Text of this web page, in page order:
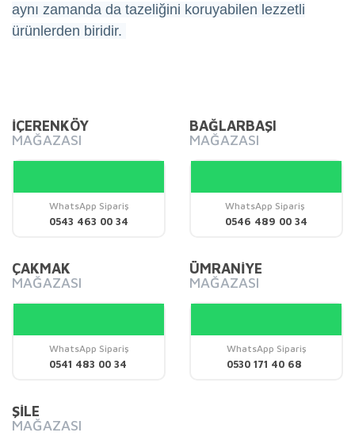
aynı zamanda da tazeliğini koruyabilen lezzetli
ürünlerden biridir.
Yorum Yaz
Görüş ve önerileriniz için teşekkür ederiz.
Ürün resmi kalitesiz, bozuk veya görüntülenemiyor.
Ürün bilgilerinde hatalar bulunuyor.
Ürün fiyatı diğer sitelerden daha pahalı.
İÇERENKÖY
MAĞAZASI
WhatsApp Sipariş
0543 463 00 34
BAĞLARBAŞI
MAĞAZASI
WhatsApp Sipariş
0546 489 00 34
ÇAKMAK
MAĞAZASI
WhatsApp Sipariş
0541 483 00 34
ÜMRANİYE
MAĞAZASI
WhatsApp Sipariş
0530 171 40 68
ŞİLE
MAĞAZASI